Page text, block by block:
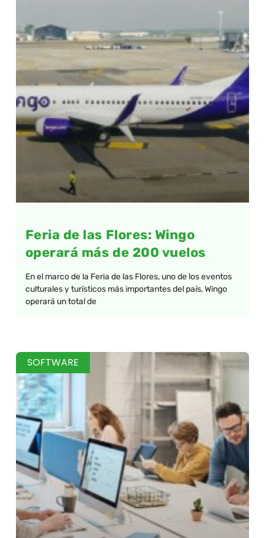
Feria de las Flores: Wingo
operará más de 200 vuelos
En el marco de la Feria de las Flores, uno de los eventos
culturales y turísticos más importantes del país, Wingo
operará un total de
SOFTWARE